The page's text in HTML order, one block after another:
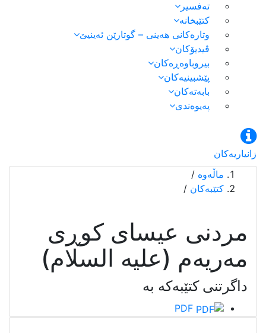
تەفسیر
کتێبخانە
وتارەکانی هەینی – گوتارێن ئەینیێ
ڤیدیۆکان
بیروباوەڕەکان
پێشبینیەکان
بابەتەکان
پەیوەندی
زانیاریەکان
ماڵەوە /
كتێبەكان /
مردنی عیسای کوڕی
مەریەم (علیه السلام)
داگرتنی کتێبەکە بە